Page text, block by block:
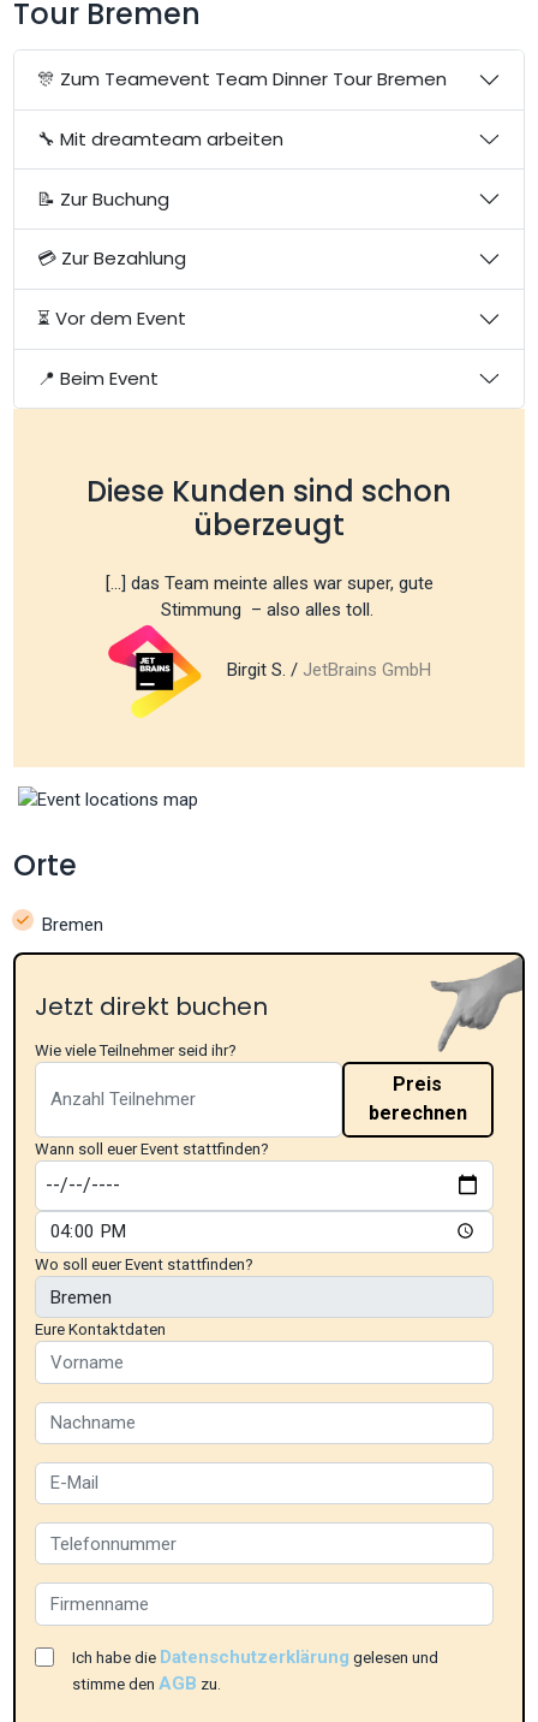
Tour Bremen
🎊 Zum Teamevent Team Dinner Tour Bremen
🔧 Mit dreamteam arbeiten
📝 Zur Buchung
💳 Zur Bezahlung
⏳ Vor dem Event
📍 Beim Event
Diese Kunden sind schon
überzeugt
[...] das Team meinte alles war super, gute
Stimmung – also alles toll.
Birgit S. / JetBrains GmbH
Orte
Bremen
Jetzt direkt buchen
Wie viele Teilnehmer seid ihr?
Preis
berechnen
Wann soll euer Event stattfinden?
Wo soll euer Event stattfinden?
Eure Kontaktdaten
Ich habe die Datenschutzerklärung gelesen und
stimme denAGB zu.